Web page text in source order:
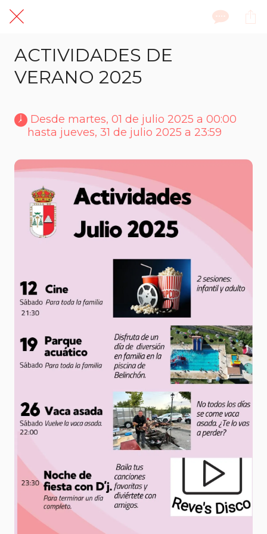
ACTIVIDADES DE
VERANO 2025
hasta jueves, 31 de julio 2025 a 23:59